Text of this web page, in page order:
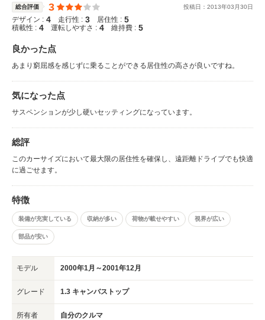
総合評価 3 投稿日： 2013年03 月30日
デザイン : 4 走行性 : 3 居住性 : 5
積載性 : 4 運転しやすさ : 4 維持費 : 5
良かった点
あまり窮屈感を感じずに乗ることができる居住性の高さが良いですね。
気になった点
サスペンションが少し硬いセッティングになっています。
総評
このカーサイズにおいて最大限の居住性を確保し、遠距離ドライブでも快適
に過ごせます。
特徴
装備が充実している 収納が多い 荷物が載せやすい 視界が広い
部品が安い
モデル 2000年1月～2001年12月
グレード 1.3 キャンバストップ
所有者 自分のクルマ